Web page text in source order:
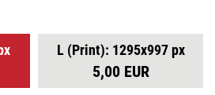
L (Print): 1295x997 px
5,00 EUR